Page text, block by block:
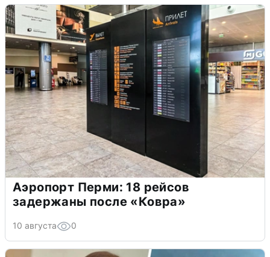
Аэропорт Перми: 18 рейсов
задержаны после «Ковра»
10 августа 0